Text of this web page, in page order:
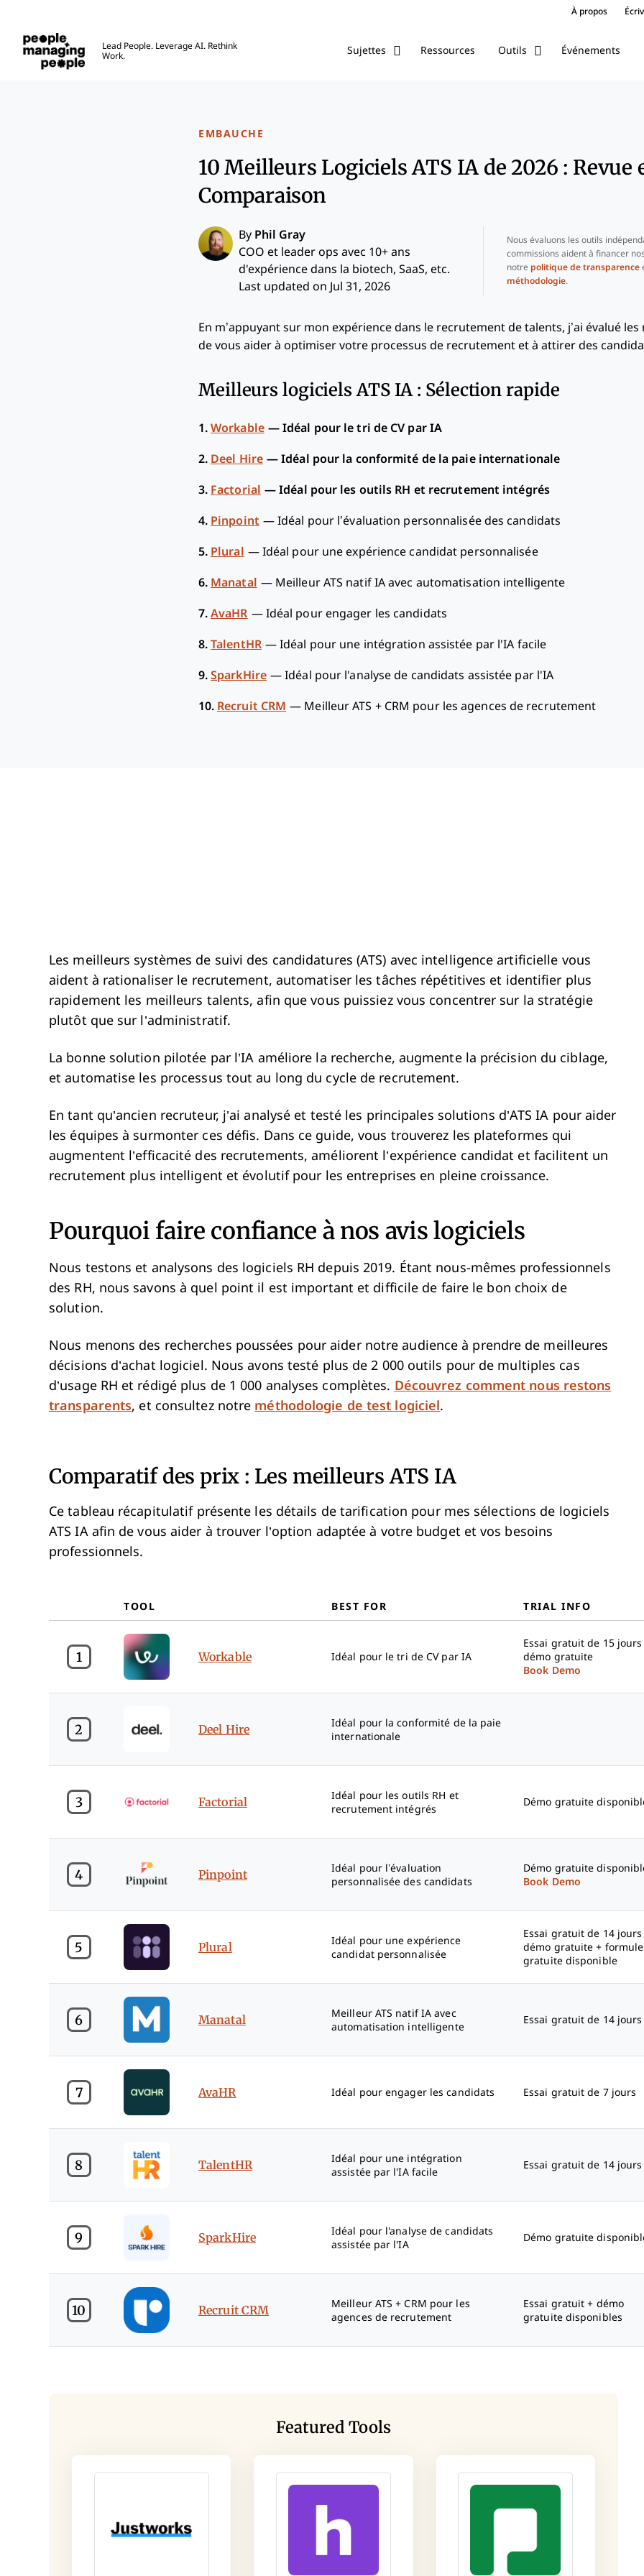
À propos
Lead People. Leverage AI. Rethink
Work.
Sujettes Ressources Outils Événements
EMBAUCHE
10 Meilleurs Logiciels ATS IA de 2026 : Revue
Comparaison
By Phil Gray
COO et leader ops avec 10+ ans
d'expérience dans la biotech, SaaS, etc.
Last updated on Jul 31, 2026
Nous évaluons les outils
commissions aident à financer
notre politique de transparence
méthodologie.
En m’appuyant sur mon expérience dans le recrutement de talents, j’ai évalué les
de vous aider à optimiser votre processus de recrutement et à attirer des
Meilleurs logiciels ATS IA : Sélection rapide
1. Workable —Idéal pour le tri de CV par IA
2. Deel Hire —Idéal pour la conformité de la paie internationale
3. Factorial —Idéal pour les outils RH et recrutement intégrés
4. Pinpoint —Idéal pour l’évaluation personnalisée des candidats
5. Plural — Idéal pour une expérience candidat personnalisée
6. Manatal — Meilleur ATS natif IA avec automatisation intelligente
7. AvaHR — Idéal pour engager les candidats
8. TalentHR —Idéal pour une intégration assistée par l'IA facile
9. SparkHire —Idéal pour l'analyse de candidats assistée par l'IA
10. Recruit CRM — Meilleur ATS + CRM pour les agences de recrutement
Les meilleurs systèmes de suivi des candidatures (ATS) avec intelligence artificielle vous
aident à rationaliser le recrutement, automatiser les tâches répétitives et identifier plus
rapidement les meilleurs talents, afin que vous puissiez vous concentrer sur la stratégie
plutôt que sur l’administratif.
La bonne solution pilotée par l’IA améliore la recherche, augmente la précision du ciblage,
et automatise les processus tout au long du cycle de recrutement.
En tant qu’ancien recruteur, j’ai analysé et testé les principales solutions d’ATS IA pour aider
les équipes à surmonter ces défis. Dans ce guide, vous trouverez les plateformes qui
augmentent l’efficacité des recrutements, améliorent l’expérience candidat et facilitent un
recrutement plus intelligent et évolutif pour les entreprises en pleine croissance.
Pourquoi faire confiance à nos avis logiciels
Nous testons et analysons des logiciels RH depuis 2019. Étant nous-mêmes professionnels
des RH, nous savons à quel point il est important et difficile de faire le bon choix de
solution.
Nous menons des recherches poussées pour aider notre audience à prendre de meilleures
décisions d’achat logiciel. Nous avons testé plus de 2 000 outils pour de multiples cas
d’usage RH et rédigé plus de 1 000 analyses complètes. Découvrez comment nous restons
transparents, et consultez notre méthodologie de test logiciel .
Comparatif des prix : Les meilleurs ATS IA
Ce tableau récapitulatif présente les détails de tarification pour mes sélections de logiciels
ATS IA afin de vous aider à trouver l’option adaptée à votre budget et vos besoins
professionnels.
TOOL BEST FOR TRIAL INFO
1 Workable Idéal pour le tri de CV par IA
Essai gratuit de 15 jours
démo gratuite
Book Demo
2 Deel Hire
Idéal pour la conformité de la paie
internationale
3 Factorial
Idéal pour les outils RH et
recrutement intégrés
Démo gratuite
4 Pinpoint
Idéal pour l’évaluation
personnalisée des candidats
Démo gratuite
Book Demo
5 Plural
Idéal pour une expérience
candidat personnalisée
Essai gratuit de 14 jours
démo gratuite + formule
gratuite disponible
6 Manatal
Meilleur ATS natif IA avec
automatisation intelligente
Essai gratuit de 14 jours
7 AvaHR Idéal pour engager les candidats Essai gratuit de 7 jours
8 TalentHR
Idéal pour une intégration
assistée par l'IA facile
Essai gratuit de 14 jours
9 SparkHire
Idéal pour l'analyse de candidats
assistée par l'IA
Démo gratuite
10 Recruit CRM
Meilleur ATS + CRM pour les
agences de recrutement
Essai gratuit + démo
gratuite disponibles
Featured Tools